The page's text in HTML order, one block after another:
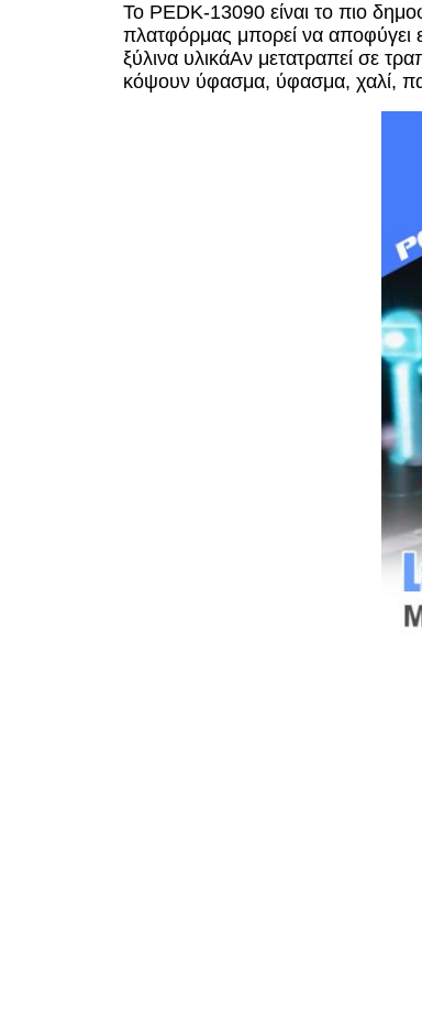
Το PEDK-13090 είναι το πιο
πλατφόρμας μπορεί να αποφύγει
ξύλινα υλικάΑν μετατραπεί σε
κόψουν ύφασμα, ύφασμα, χαλί,